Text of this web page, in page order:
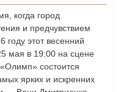
когда город
и предчувствием
году этот весенний
мая в 19:00 на сцене
состоится
ярких и искренних